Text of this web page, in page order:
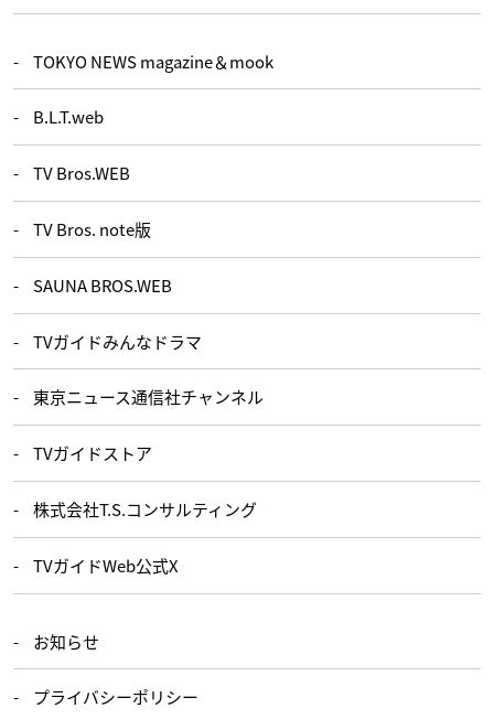
TOKYO NEWS magazine＆mook
B.L.T.web
TV Bros.WEB
TV Bros. note版
SAUNA BROS.WEB
TVガイドみんなドラマ
東京ニュース通信社チャンネル
TVガイドストア
株式会社T.S.コンサルティング
TVガイドWeb公式X
お知らせ
プライバシーポリシー